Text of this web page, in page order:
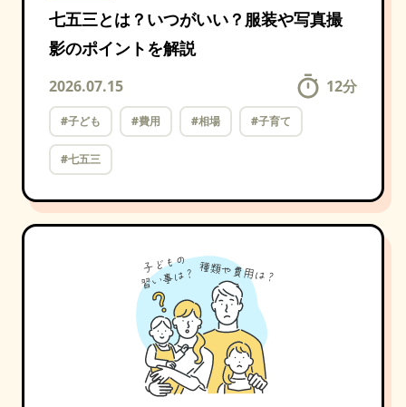
七五三とは？いつがいい？服装や写真撮
影のポイントを解説
2026.07.15 12分
#子ども #費用 #相場 #子育て
#七五三